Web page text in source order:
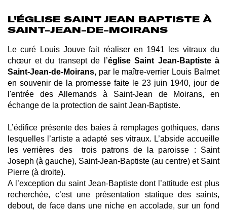
L'ÉGLISE SAINT JEAN BAPTISTE À
SAINT-JEAN-DE-MOIRANS
Le curé Louis Jouve fait réaliser en 1941 les vitraux du
chœur et du transept de l’église Saint Jean-Baptiste à
Saint-Jean-de-Moirans, par le maître-verrier Louis Balmet
en souvenir de la promesse faite le 23 juin 1940, jour de
l'entrée des Allemands à Saint-Jean de Moirans, en
échange de la protection de saint Jean-Baptiste.
L’édifice présente des baies à remplages gothiques, dans
lesquelles l’artiste a adapté ses vitraux. L’abside accueille
les verrières des trois patrons de la paroisse : Saint
Joseph (à gauche), Saint-Jean-Baptiste (au centre) et Saint
Pierre (à droite).
A l’exception du saint Jean-Baptiste dont l’attitude est plus
recherchée, c’est
une présentation statique des saints,
debout, de face dans une niche en accolade, sur un fond